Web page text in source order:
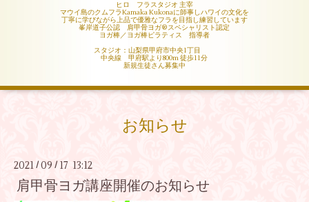
ヒロ フラスタジオ 主宰
マウイ島のクムフラKamaka Kukonaに師事しハワイの文化を
丁寧に学びながら上品で優雅なフラを目指し練習しています
峯岸道子公認 肩甲骨ヨガ®︎スペシャリスト認定
ヨガ棒／ヨガ棒ピラティス 指導者
スタジオ：山梨県甲府市中央1丁目
中央線 甲府駅より800m 徒歩11分
新規生徒さん募集中
お知らせ
2021 / 09 / 17 13:12
肩甲骨ヨガ講座開催のお知らせ